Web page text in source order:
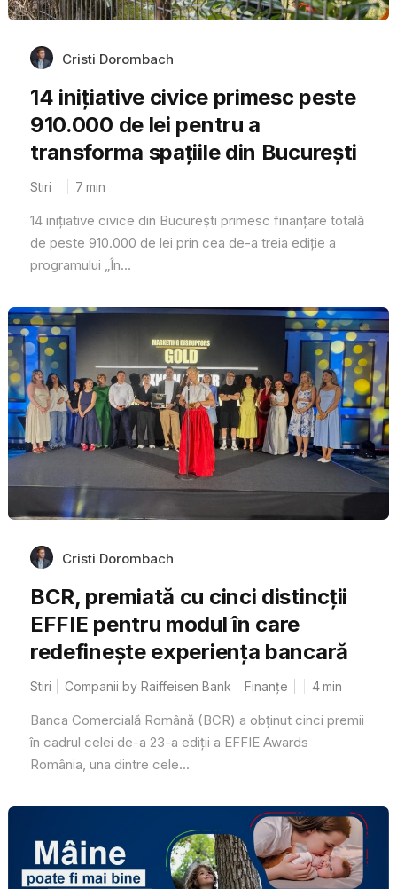
Cristi Dorombach
14 inițiative civice primesc peste
910.000 de lei pentru a
transforma spațiile din București
Stiri 7 min
14 inițiative civice din București primesc finanțare totală
de peste 910.000 de lei prin cea de-a treia ediție a
programului „În...
Cristi Dorombach
BCR, premiată cu cinci distincții
EFFIE pentru modul în care
redefinește experiența bancară
Stiri Companii by Raiffeisen Bank Finanțe 4min
Banca Comercială Română (BCR) a obținut cinci premii
în cadrul celei de-a 23-a ediții a EFFIE Awards
România, una dintre cele...